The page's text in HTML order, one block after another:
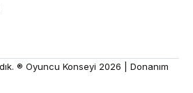
® Oyuncu Konseyi 2026 | Donanım